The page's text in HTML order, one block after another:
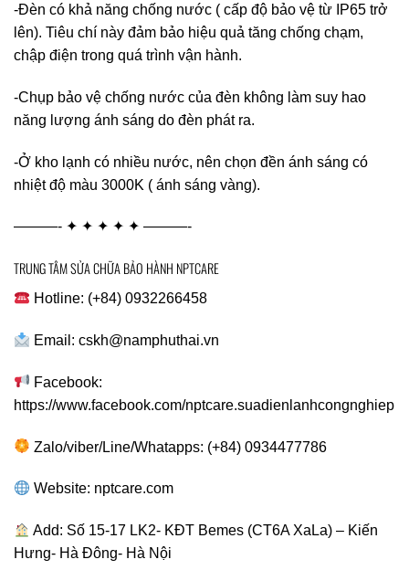
-Đèn có khả năng chống nước ( cấp độ bảo vệ từ IP65 trở
lên). Tiêu chí này đảm bảo hiệu quả tăng chống chạm,
chập điện trong quá trình vận hành.
-Chụp bảo vệ chống nước của đèn không làm suy hao
năng lượng ánh sáng do đèn phát ra.
-Ở kho lạnh có nhiều nước, nên chọn đền ánh sáng có
nhiệt độ màu 3000K ( ánh sáng vàng).
———- ✦ ✦ ✦ ✦ ✦ ———-
TRUNG TÂM SỬA CHỮA BẢO HÀNH NPTCARE
Hotline: (+84) 0932266458
Email:cskh@namphuthai.vn
Facebook:
https://www.facebook.com/nptcare.suadienlanhcongnghiep
Zalo/viber/Line/Whatapps: (+84) 0934477786
Website: nptcare.com
Add: Số 15-17 LK2- KĐT Bemes (CT6A XaLa) – Kiến
Hưng- Hà Đông- Hà Nội